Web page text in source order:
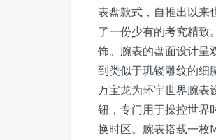
表盘款式，自推出以来
了一份少有的考究精致
饰。腕表的盘面设计呈
到类似于玑镂雕纹的细
万宝龙为环宇世界腕表
钮，专门用于操控世界
换时区。腕表搭载一枚